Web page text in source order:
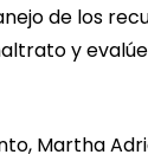
de los
y
Martha